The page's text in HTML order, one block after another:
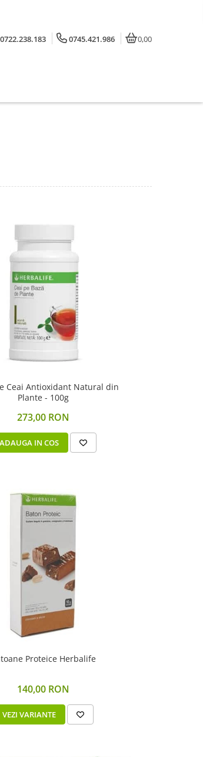
0722.238.183 0745.421.986 0,00
Ceai Antioxidant Natural din
Plante - 100g
273,00 RON
ADAUGA IN COS
Proteice Herbalife
140,00 RON
VEZI VARIANTE